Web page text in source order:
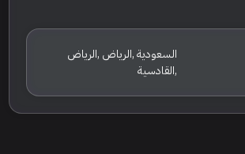
السعودية ,الرياض ,الرياض
,القادسية